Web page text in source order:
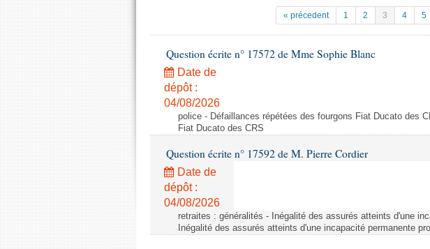
« précedent 1 2 3 4 5
Question écrite n° 17572 de Mme Sophie Blanc
Date de
dépôt :
04/08/2026
police - Défaillances répétées des fourgons Fiat Ducato des
Fiat Ducato des CRS
Question écrite n° 17592 de M. Pierre Cordier
Date de
dépôt :
04/08/2026
retraites : généralités - Inégalité des assurés atteints d'une
Inégalité des assurés atteints d'une incapacité permanente